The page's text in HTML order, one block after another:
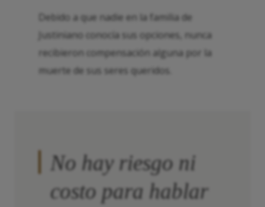
Debido a que nadie en la familia de
Justiniano conocía sus opciones, nunca
recibieron compensación alguna por la
muerte de sus seres queridos.
No hay riesgo ni
costo para hablar